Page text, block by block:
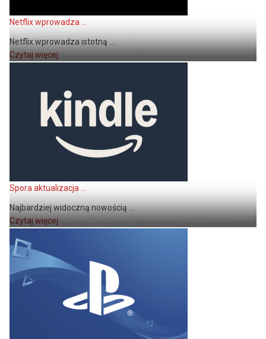
Netflix wprowadza ...
Netflix wprowadza istotną ...
Czytaj więcej
Spora aktualizacja ...
Najbardziej widoczną nowością ...
Czytaj więcej